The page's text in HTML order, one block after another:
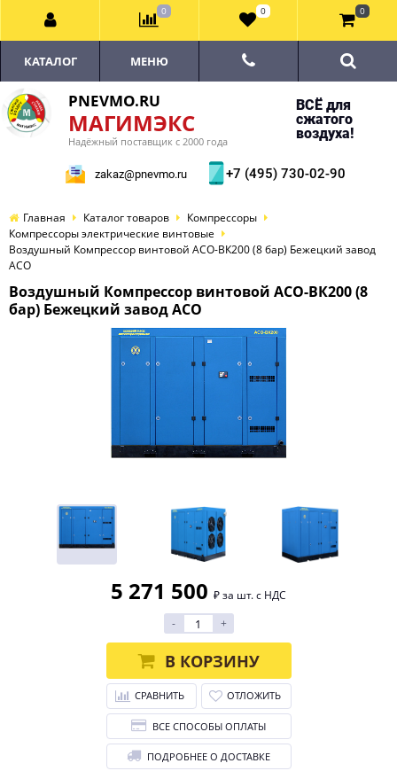
PNEVMO.RU
МАГИМЭКС
Надёжный поставщик с 2000 года
ВСЁ для
сжатого
воздуха!
zakaz@pnevmo.ru +7 (495) 730-02-90
КАТАЛОГ МЕНЮ
Главная Каталог товаров
Компрессоры
Компрессоры электрические винтовые
Воздушный Компрессор винтовой АСО-ВК200 (8 бар) Бежецкий завод
АСО
Воздушный Компрессор винтовой АСО-ВК200 (8
бар) Бежецкий завод АСО
5 271 500 ₽ за шт. с НДС
-
+
В КОРЗИНУ
СРАВНИТЬ ОТЛОЖИТЬ
ВСЕ СПОСОБЫ ОПЛАТЫ
ПОДРОБНЕЕ О ДОСТАВКЕ
0 0 0